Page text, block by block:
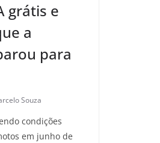
grátis e
a
para
Souza
condições
em junho de